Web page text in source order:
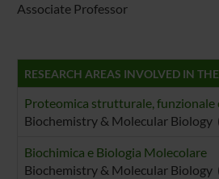
Associate Professor
RESEARCH AREAS INVOLVED IN
Proteomica strutturale, funzionale
Biochemistry & Molecular Biology
Biochimica e Biologia Molecolare
Biochemistry & Molecular Biology